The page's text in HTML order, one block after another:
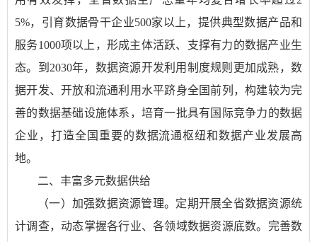
5%，引育数据骨干企业500家以上，提供典型数据产品和
服务1000项以上，形成主体活跃、支撑有力的数据产业生
态。到2030年，数据资源开发利用制度规则更加成熟，数
据开发、开放和流通利用水平跻身全国前列，构建较为完
善的数据基础设施体系，培育一批具有国际竞争力的数据
企业，打造全国重要的数据流通枢纽和数据产业发展高
地。
二、丰富多元数据供给
（一）加强数据资源管理。定期开展全省数据资源统
计调查，动态掌握各行业、各领域数据资源底数。完善数